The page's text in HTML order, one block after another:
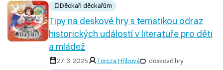
Děckaři děckařům
Tipy na deskové hry s tematikou odraz
historických událostí v literatuře pro děti
a mládež
27. 3. 2025 Tereza Hřibová
deskové hry